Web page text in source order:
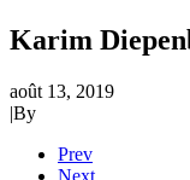
Karim
août 13, 2019
|By
Prev
Next